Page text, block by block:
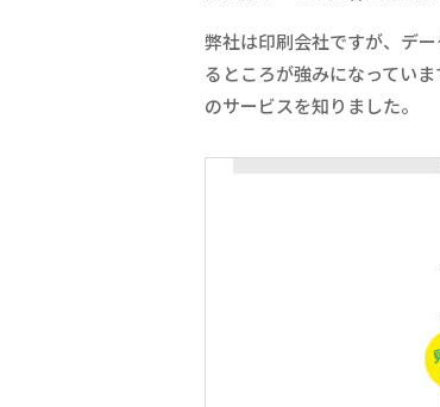
弊社は印刷会社ですが、デ
るところが強みになってい
のサービスを知りました。